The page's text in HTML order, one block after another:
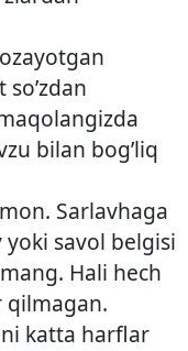
bilan bog’liq
Sarlavhaga
savol belgisi
Hali hech
katta harflar